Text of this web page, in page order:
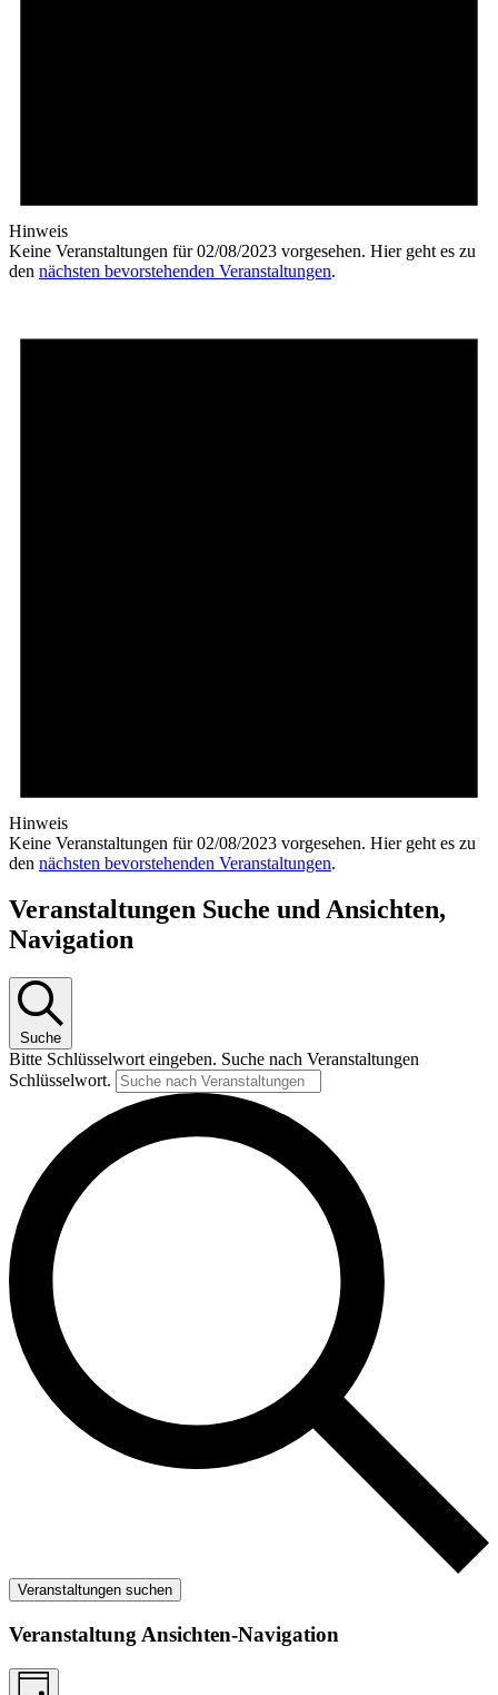
Hinweis
Keine Veranstaltungen für 02/08/2023 vorgesehen. Hier geht es zu
den nächsten bevorstehenden Veranstaltungen.
Hinweis
Keine Veranstaltungen für 02/08/2023 vorgesehen. Hier geht es zu
den nächsten bevorstehenden Veranstaltungen.
Veranstaltungen Suche und Ansichten,
Navigation
Suche
Bitte Schlüsselwort eingeben. Suche nach Veranstaltungen
Schlüsselwort.
Veranstaltungen suchen
Veranstaltung Ansichten-Navigation